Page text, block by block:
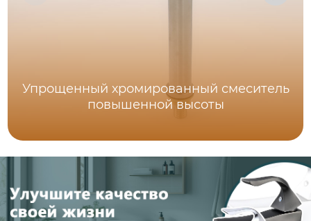
Упрощенный хромированный смеситель
повышенной высоты